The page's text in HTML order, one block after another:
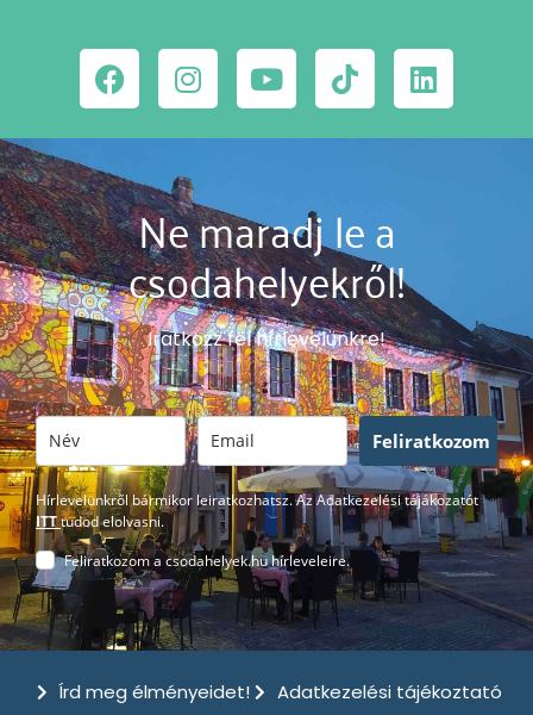
Ne maradj le a
csodahelyekről!
Iratkozz fel hírlevelünkre!
Feliratkozom
Hírlevelünkről bármikor leiratkozhatsz. Az Adatkezelési tájákozatót
ITTtudod elolvasni.
Feliratkozom a csodahelyek.hu hírleveleire.
Írd meg élményeidet! Adatkezelési tájékoztató